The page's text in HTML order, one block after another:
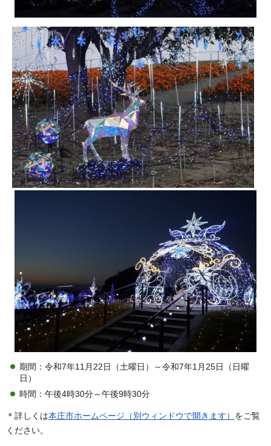
期間：令和7年11月22日（土曜日）～令和7年1月25日（日曜
日）
時間：午後4時30分～午後9時30分
＊詳しくは本庄市ホームページ（別ウィンドウで開きます） をご覧
ください。